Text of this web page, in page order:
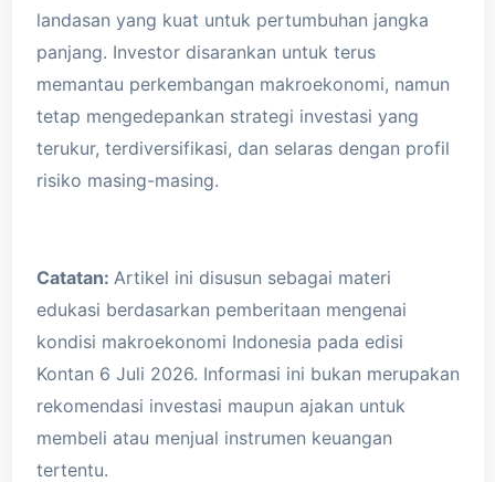
landasan yang kuat untuk pertumbuhan jangka
panjang. Investor disarankan untuk terus
memantau perkembangan makroekonomi, namun
tetap mengedepankan strategi investasi yang
terukur, terdiversifikasi, dan selaras dengan profil
risiko masing-masing.
Catatan: Artikel ini disusun sebagai materi
edukasi berdasarkan pemberitaan mengenai
kondisi makroekonomi Indonesia pada edisi
Kontan 6 Juli 2026. Informasi ini bukan merupakan
rekomendasi investasi maupun ajakan untuk
membeli atau menjual instrumen keuangan
tertentu.